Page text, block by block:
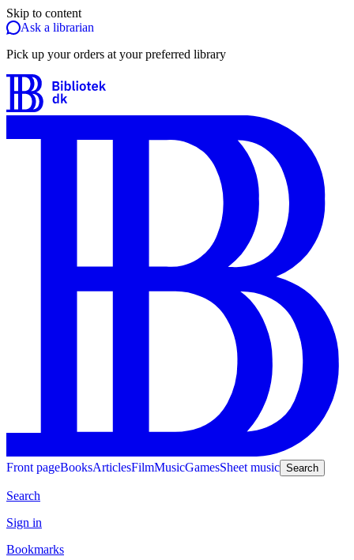
Skip to content
Ask a librarian
Pick up your orders at your preferred library
Front pageBooksArticlesFilmMusicGamesSheet music Search
Search
Sign in
Bookmarks